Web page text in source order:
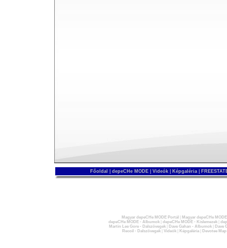
Főoldal depeCHe MODE Videók Képgaléria
Magyar depeCHe MODE Portál
Magyar depeCHe
depeCHe MODE - Albumok| depeCHe MODE - Kislemezek|
Martin Lee Gore - Dalszövegek| Dave Gahan - Albumok|
Dave
Recoil - Dalszövegek| Videók| Képgaléria| Devotee Map